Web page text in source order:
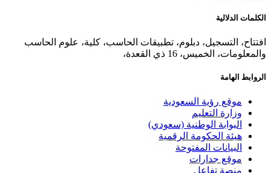
الكلمات الدلالية
افتتاح، التسجيل، دبلوم، تطبيقات الحاسب، كلية، علوم الحاسب
والمعلومات، الخميس، 16 ذي القعدة،
الروابط الهامة
موقع رؤية السعودية
وزارة التعليم
البوابة الوطنية (سعودي)
هيئة الحكومة الرقمية
البيانات المفتوحة
موقع جدارات
منصة تفاعل